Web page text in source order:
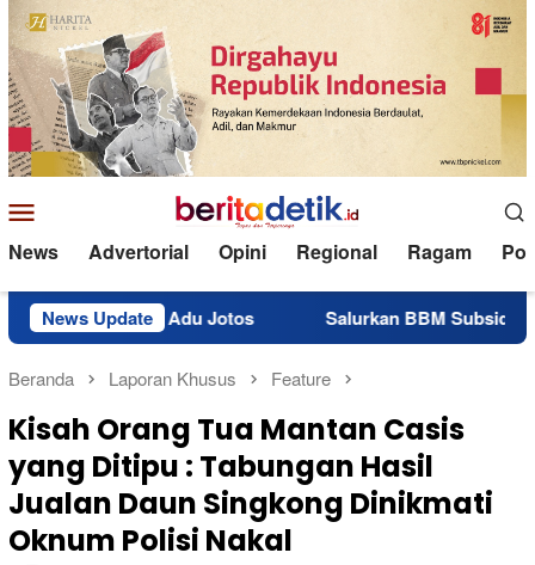
Loncat
ke
konten
Mobile
News Advertorial Opini Regional Ragam
News Update
Nyaris Adu Jotos Salurkan BBM Subsidi 10 Ton,
Beranda Laporan Khusus Feature
Kisah Orang Tua Mantan Casis
yang Ditipu : Tabungan Hasil
Jualan Daun Singkong Dinikmati
Oknum Polisi Nakal